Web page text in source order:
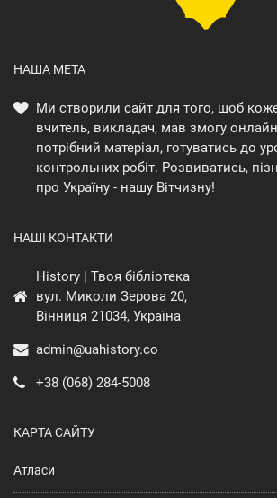
НАША МЕТА
Ми створили сайт для того, щоб
вчитель, викладач, мав змогу
потрібний матеріал, готуватись до
контрольних робіт. Розвиватись,
про Україну - нашу Вітчизну!
НАШІ КОНТАКТИ
History | Твоя бібліотека
вул. Миколи Зерова 20,
Вінниця 21034, Україна
admin@uahistory.co
+38 (068) 284-5008
КАРТА САЙТУ
Атласи